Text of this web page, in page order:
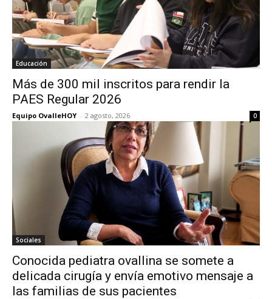
Educación
Más de 300 mil inscritos para rendir la
PAES Regular 2026
Equipo OvalleHOY - 2 agosto, 2026 0
Sociales
Conocida pediatra ovallina se somete a
delicada cirugía y envía emotivo mensaje a
las familias de sus pacientes